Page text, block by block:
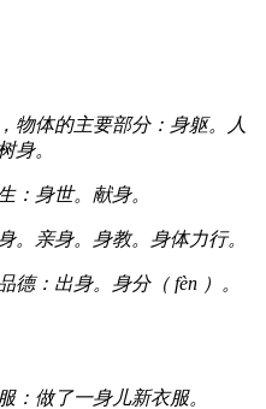
物体的主要部分：身躯。人
身。
：身世。献身。
。亲身。身教。身体力行。
德：出身。身分（ fèn ）。
：做了一身儿新衣服。